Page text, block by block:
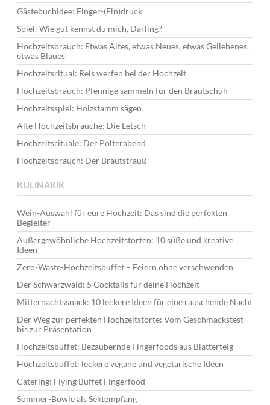
Gästebuchidee: Finger-(Ein)druck
Spiel: Wie gut kennst du mich, Darling?
Hochzeitsbrauch: Etwas Altes, etwas Neues, etwas Geliehenes,
etwas Blaues
Hochzeitsritual: Reis werfen bei der Hochzeit
Hochzeitsbrauch: Pfennige sammeln für den Brautschuh
Hochzeitsspiel: Holzstamm sägen
Alte Hochzeitsbräuche: Die Letsch
Hochzeitsrituale: Der Polterabend
Hochzeitsbrauch: Der Brautstrauß
KULINARIK
Wein-Auswahl für eure Hochzeit: Das sind die perfekten
Begleiter
Außergewöhnliche Hochzeitstorten: 10 süße und kreative
Ideen
Zero-Waste-Hochzeitsbuffet – Feiern ohne verschwenden
Der Schwarzwald: 5 Cocktails für deine Hochzeit
Mitternachtssnack: 10 leckere Ideen für eine rauschende Nacht
Der Weg zur perfekten Hochzeitstorte: Vom Geschmackstest
bis zur Präsentation
Hochzeitsbuffet: Bezaubernde Fingerfoods aus Blätterteig
Hochzeitsbuffet: leckere vegane und vegetarische Ideen
Catering: Flying Buffet Fingerfood
Sommer-Bowle als Sektempfang